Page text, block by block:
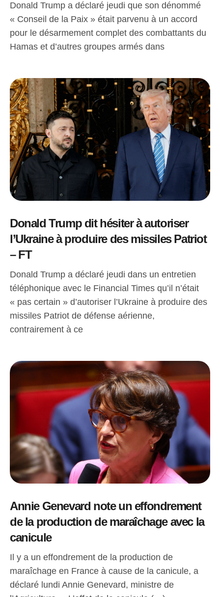
Donald Trump a déclaré jeudi que son dénommé
« Conseil de la Paix » était parvenu à un accord
pour le désarmement complet des combattants du
Hamas et d’autres groupes armés dans
Donald Trump dit hésiter à autoriser
l’Ukraine à produire des missiles Patriot
– FT
Donald Trump a déclaré jeudi dans un entretien
téléphonique avec le Financial Times qu’il n’était
« pas certain » d’autoriser l’Ukraine à produire des
missiles Patriot de défense aérienne,
contrairement à ce
Annie Genevard note un effondrement
de la production de maraîchage avec la
canicule
Il y a un effondrement de la production de
maraîchage en France à cause de la canicule, a
déclaré lundi Annie Genevard, ministre de